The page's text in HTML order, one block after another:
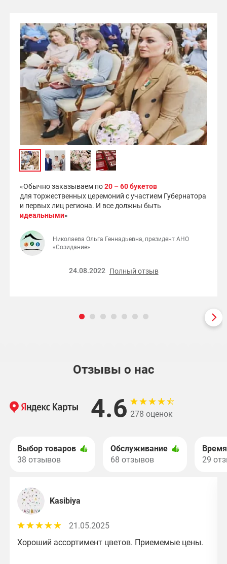
«Обычно заказываем по20 – 60 букетов
для торжественных церемоний с участием Губернатора
и первых лиц региона. И все должны быть
идеальными»
Николаева Ольга Геннадьевна, президент АНО
«Созидание»
24.08.2022 Полный отзыв
Отзывы о нас
4.6 278 оценок
Выбор товаров
38 отзывов
Обслуживание
68 отзывов
29
Kasibiya
21.05.2025
Хороший ассортимент цветов. Приемемые цены.